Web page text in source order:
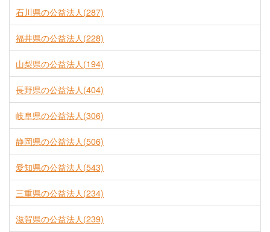
石川県の公益法人(287)
福井県の公益法人(228)
山梨県の公益法人(194)
長野県の公益法人(404)
岐阜県の公益法人(306)
静岡県の公益法人(506)
愛知県の公益法人(543)
三重県の公益法人(234)
滋賀県の公益法人(239)